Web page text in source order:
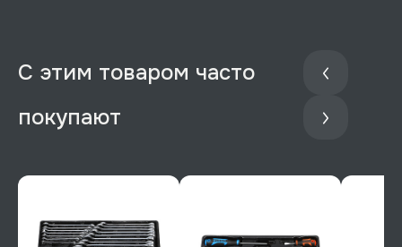
С этим товаром часто
покупают